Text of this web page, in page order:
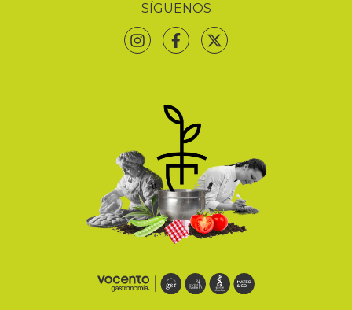
SÍGUENOS